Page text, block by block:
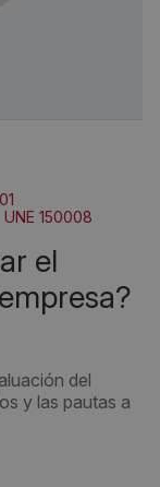
UNE 150008
del
y las pautas a